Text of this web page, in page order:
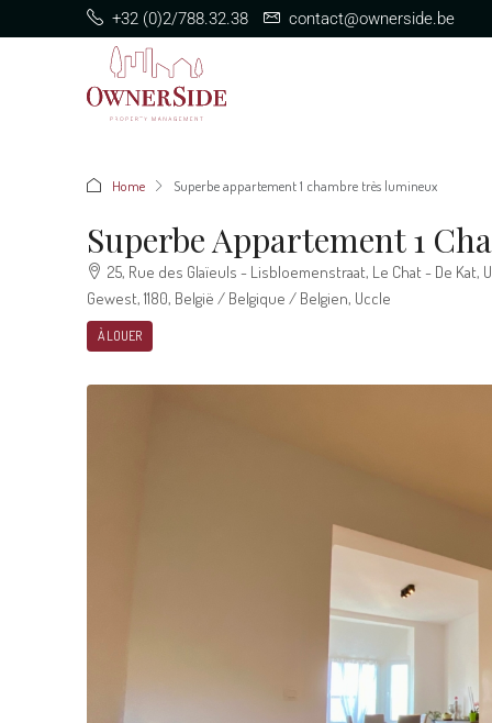
+32 (0)2/788.32.38 contact@ownerside.be
Home Superbe appartement 1 chambre très lumineux
Superbe Appartement 1
25, Rue des Glaïeuls - Lisbloemenstraat, Le Chat - De
Gewest, 1180, België / Belgique / Belgien, Uccle
À LOUER